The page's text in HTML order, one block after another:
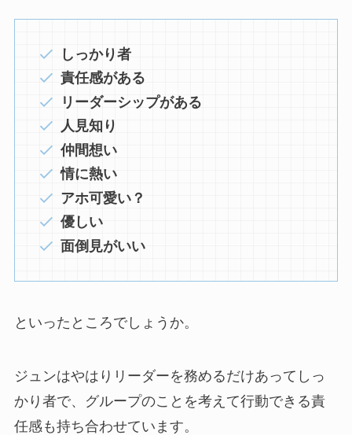
しっかり者
責任感がある
リーダーシップがある
人見知り
仲間想い
情に熱い
アホ可愛い？
優しい
面倒見がいい
といったところでしょうか。
ジュンはやはりリーダーを務めるだけあってしっ
かり者で、グループのことを考えて行動できる責
任感も持ち合わせています。